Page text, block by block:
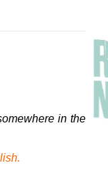
in the